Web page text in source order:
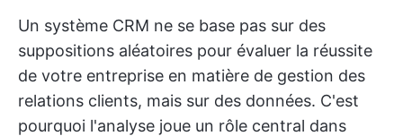
Un système CRM ne se base pas sur des
suppositions aléatoires pour évaluer la réussite
de votre entreprise en matière de gestion des
relations clients, mais sur des données. C'est
pourquoi l'analyse joue un rôle central dans